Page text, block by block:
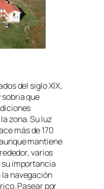
del siglo XIX,
que
zona. Su luz
más de 170
mantiene
varios
importancia
navegación
Pasear por